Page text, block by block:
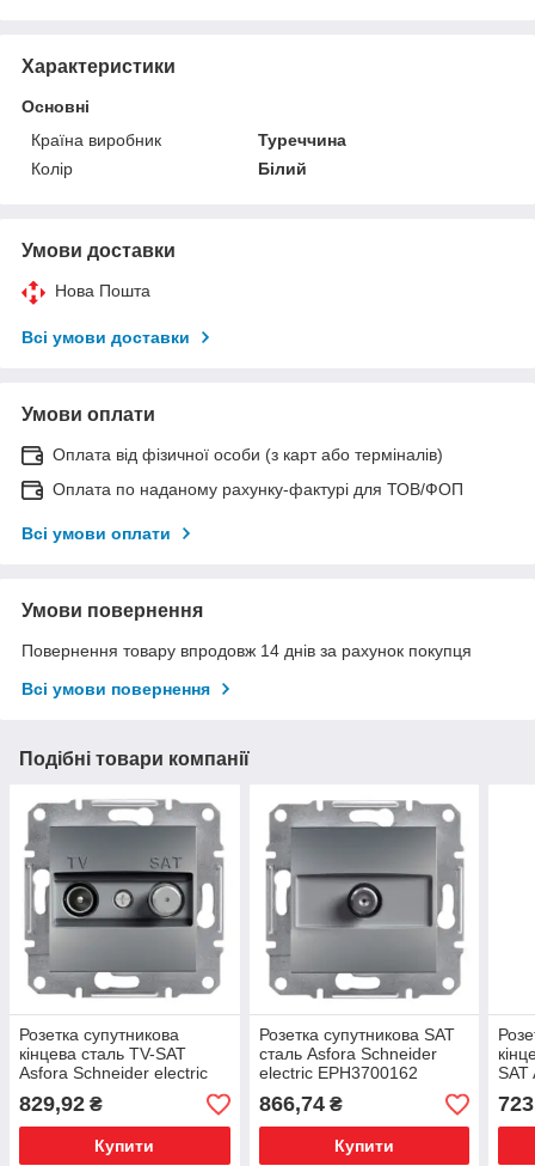
Характеристики
Основні
Країна виробник
Туреччина
Колір
Білий
Умови доставки
Нова Пошта
Всі умови доставки
Умови оплати
Оплата від фізичної особи (з карт або терміналів)
Оплата по наданому рахунку-фактурі для ТОВ/ФОП
Всі умови оплати
Умови повернення
Повернення товару впродовж 14 днів за рахунок покупця
Всі умови повернення
Подібні товари компанії
Розетка супутникова
кінцева сталь TV-SAT
Asfora Schneider electric
EPH3400162
829,92 ₴
Купити
Розетка супутникова SAT
сталь Asfora Schneider
electric EPH3700162
866,74₴
Купити
SAT